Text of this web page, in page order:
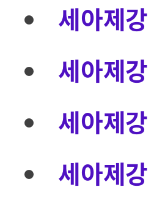
세아제
세아제
세아제
세아제